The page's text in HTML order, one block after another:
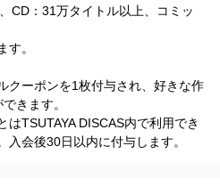
CD：31万タイトル以上、コミッ
。
クーポンを1枚付与され、好きな作
きます。
TSUTAYA DISCAS内で利用でき
入会後30日以内に付与します。